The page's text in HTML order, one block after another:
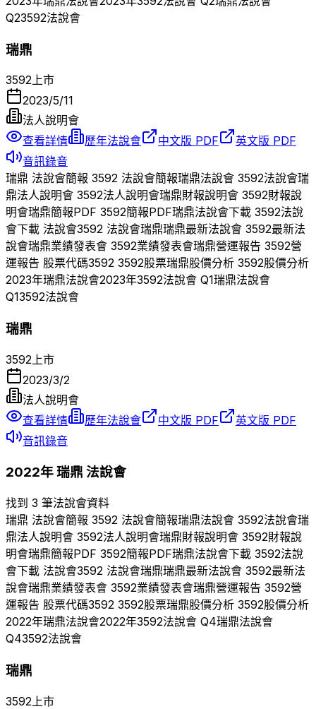
Q23592法說會
瑞鼎
3592上市
2023/5/11
法人說明會
查看詳情
歷年法說會 中文版 PDF
英文版 PDF
音訊錄音
瑞鼎 法說會簡報 3592 法說會簡報瑞鼎法說會 3592法說會瑞
鼎法人說明會 3592法人說明會瑞鼎財報說明會 3592財報說
明會瑞鼎簡報PDF 3592簡報PDF瑞鼎法說會下載 3592法說
會下載 法說會3592 法說會瑞鼎瑞鼎最新法說會 3592最新法
說會瑞鼎業績發表會 3592業績發表會瑞鼎營運報告 3592營
運報告 股票代碼3592 3592股票瑞鼎股價分析 3592股價分析
2023年瑞鼎法說會2023年3592法說會 Q1瑞鼎法說會
Q13592法說會
瑞鼎
3592 上市
2023/3/2
法人說明會
查看詳情
歷年法說會 中文版 PDF
英文版 PDF
音訊錄音
2022年瑞鼎 法說會
找到 3 筆法說會資料
瑞鼎 法說會簡報 3592 法說會簡報瑞鼎法說會 3592法說會瑞
鼎法人說明會 3592法人說明會瑞鼎財報說明會 3592財報說
明會瑞鼎簡報PDF 3592簡報PDF瑞鼎法說會下載 3592法說
會下載 法說會3592 法說會瑞鼎瑞鼎最新法說會 3592最新法
說會瑞鼎業績發表會 3592業績發表會瑞鼎營運報告 3592營
運報告 股票代碼3592 3592股票瑞鼎股價分析 3592股價分析
2022年瑞鼎法說會2022年3592法說會 Q4瑞鼎法說會
Q43592法說會
瑞鼎
3592 上市